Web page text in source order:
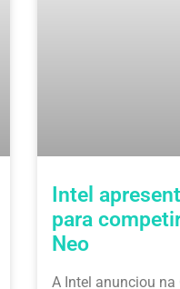
Intel
para
Neo
A Intel anunciou na